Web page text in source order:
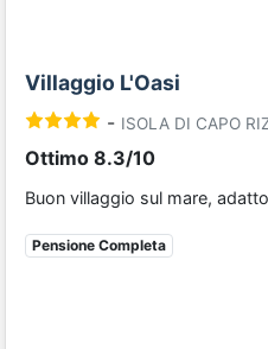
Villaggio L'Oasi
- ISOLA DI CAPO
Ottimo 8.3/10
Buon villaggio sul mare,
Pensione Completa